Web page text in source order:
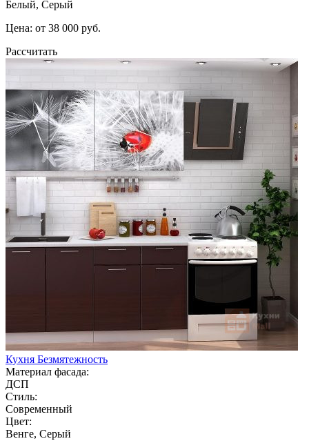
Белый, Серый
Цена: от 38 000 руб.
Рассчитать
Кухня Безмятежность
Материал фасада:
ДСП
Стиль:
Современный
Цвет:
Венге, Серый